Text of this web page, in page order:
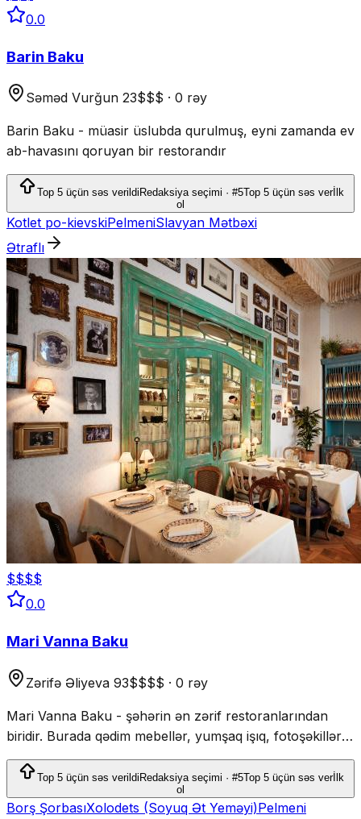
0.0
Barin Baku
Səməd Vurğun 23$$$ · 0 rəy
Barin Baku - müasir üslubda qurulmuş, eyni zamanda ev
ab-havasını qoruyan bir restorandır
Top 5 üçün səs verildi Redaksiya seçimi · #5Top 5 üçün səs verİlk
ol
Kotlet po-kievskiPelmeniSlavyan Mətbəxi
Ətraflı
$$$$
0.0
Mari Vanna Baku
Zərifə Əliyeva 93$$$$ · 0 rəy
Mari Vanna Baku - şəhərin ən zərif restoranlarından
biridir. Burada qədim mebellər, yumşaq işıq, fotoşəkillər
və farfor bəzəklər ev ab-havası yaradır və sanki
nənənizin evinə gəlmisiniz kimi hiss olunur
Top 5 üçün səs verildiRedaksiya seçimi · #5Top 5 üçün səs verİlk
ol
Borş ŞorbasıXolodets (Soyuq Ət Yeməyi)Pelmeni